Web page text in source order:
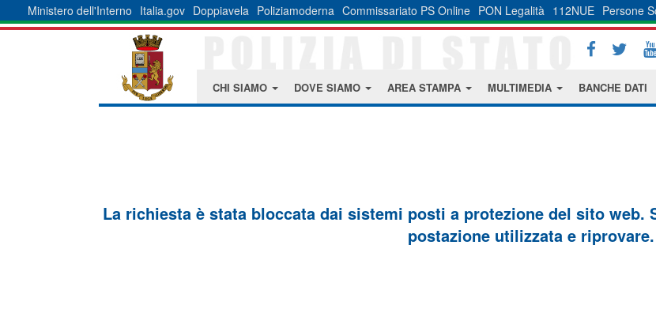
Ministero dell'Interno Italia.gov Doppiavela Poliziamoderna Commissariato PS Online PON Legalità 112NUE Persone
CHI SIAMO DOVE SIAMO AREA STAMPA MULTIMEDIA BANCHE DATI
La richiesta è stata bloccata dai sistemi posti a protezione del sito
postazione utilizzata e riprovare.